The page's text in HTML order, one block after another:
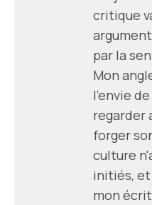
critique
par la
Mon
l'envie
regarder
forger
culture
initiés,
mon